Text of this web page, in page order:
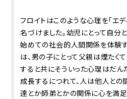
フロイトはこのような心理を「エデ
名づけました。幼児にとって自分
始めての社会的人間関係を体験す
は、男の子にとって父親は煙たく
すると共にそういった心理はだん
成長するにつれて、人は他人との
達とか師弟とかの関係に心を満